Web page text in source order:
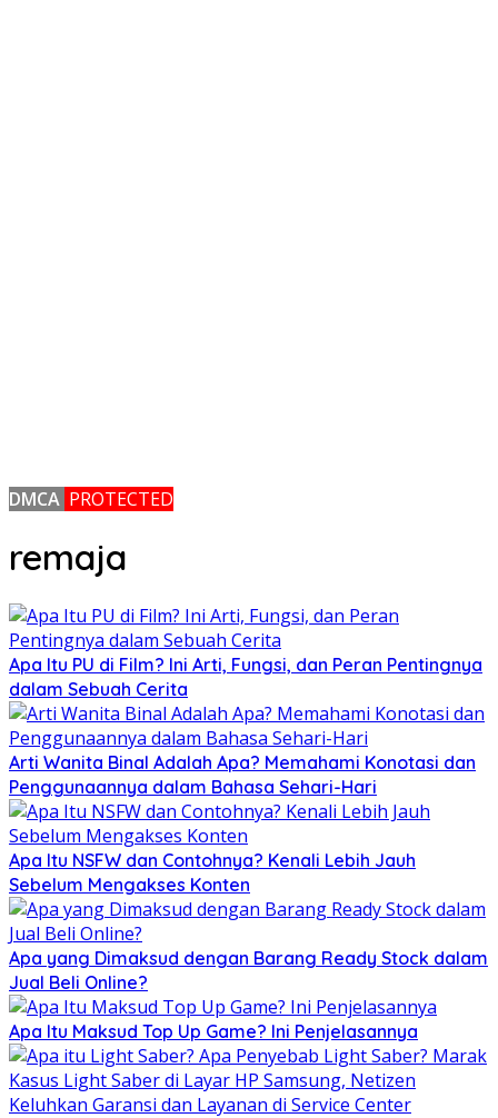
DMCA PROTECTED
remaja
Apa Itu PU di Film? Ini Arti, Fungsi, dan Peran Pentingnya
dalam Sebuah Cerita
Arti Wanita Binal Adalah Apa? Memahami Konotasi dan
Penggunaannya dalam Bahasa Sehari-Hari
Apa Itu NSFW dan Contohnya? Kenali Lebih Jauh
Sebelum Mengakses Konten
Apa yang Dimaksud dengan Barang Ready Stock dalam
Jual Beli Online?
Apa Itu Maksud Top Up Game? Ini Penjelasannya